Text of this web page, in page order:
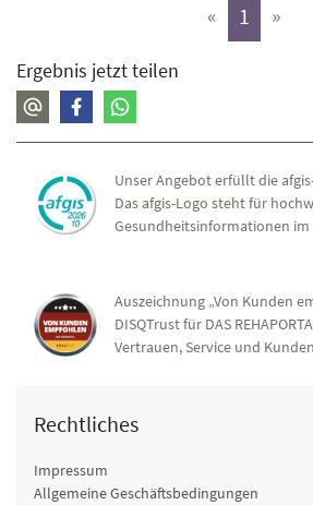
« 1 (aktiv)
»
Ergebnis jetzt teilen
Unser Angebot erfüllt die
Das afgis-Logo steht für
Gesundheitsinformationen
Auszeichnung „Von Kunden
DISQTrust für DAS
Vertrauen, Service und
Rechtliches
Impressum
Allgemeine Geschäftsbedingungen